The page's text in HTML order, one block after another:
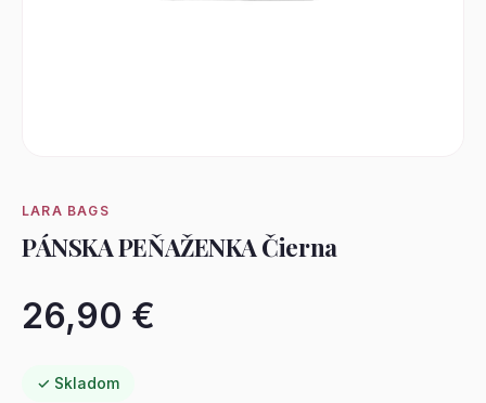
LARA BAGS
PÁNSKA PEŇAŽENKA Čierna
26,90 €
✓ Skladom